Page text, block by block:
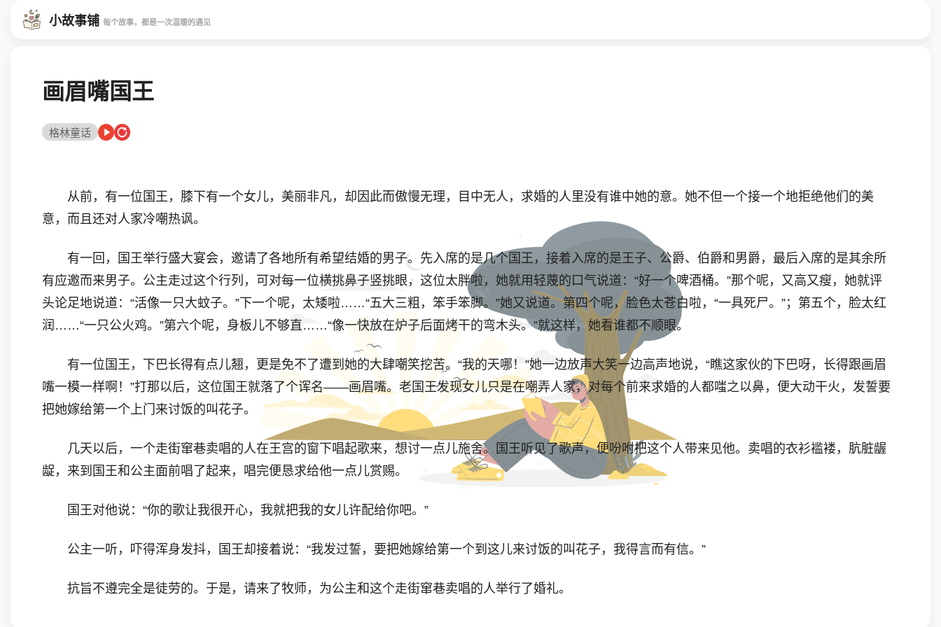
小故事铺 每个故事，都是一次温暖的遇见
画眉嘴国王
格林童话
从前，有一位国王，膝下有一个女儿，美丽非凡，却因此而傲慢无理，目中无人，求婚的人里没有谁中她的意。她不但一个接一个地拒绝他们的美
意，而且还对人家冷嘲热讽。
有一回，国王举行盛大宴会，邀请了各地所有希望结婚的男子。先入席的是几个国王，接着入席的是王子、公爵、伯爵和男爵，最后入席的是其余所
有应邀而来男子。公主走过这个行列，可对每一位横挑鼻子竖挑眼，这位太胖啦，她就用轻蔑的口气说道：“好一个啤酒桶。”那个呢，又高又瘦，她就评
头论足地说道：“活像一只大蚊子。”下一个呢，太矮啦……“五大三粗，笨手笨脚。”她又说道。第四个呢，脸色太苍白啦，“一具死尸。”；第五个，脸太红
润……“一只公火鸡。”第六个呢，身板儿不够直……“像一快放在炉子后面烤干的弯木头。”就这样，她看谁都不顺眼。
有一位国王，下巴长得有点儿翘，更是免不了遭到她的大肆嘲笑挖苦。“我的天哪！”她一边放声大笑一边高声地说，“瞧这家伙的下巴呀，长得跟画眉
嘴一模一样啊！”打那以后，这位国王就落了个诨名——画眉嘴。老国王发现女儿只是在嘲弄人家，对每个前来求婚的人都嗤之以鼻，便大动干火，发誓要
把她嫁给第一个上门来讨饭的叫花子。
几天以后，一个走街窜巷卖唱的人在王宫的窗下唱起歌来，想讨一点儿施舍。国王听见了歌声，便吩咐把这个人带来见他。卖唱的衣衫褴褛，肮脏龌
龊，来到国王和公主面前唱了起来，唱完便恳求给他一点儿赏赐。
国王对他说：“你的歌让我很开心，我就把我的女儿许配给你吧。”
公主一听，吓得浑身发抖，国王却接着说：“我发过誓，要把她嫁给第一个到这儿来讨饭的叫花子，我得言而有信。”
抗旨不遵完全是徒劳的。于是，请来了牧师，为公主和这个走街窜巷卖唱的人举行了婚礼。